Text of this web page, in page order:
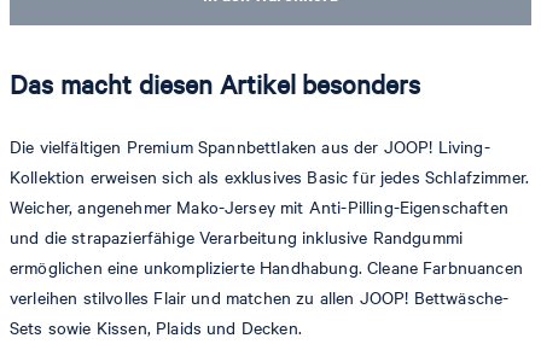
Das macht diesen Artikel besonders
Die vielfältigen Premium Spannbettlaken aus der JOOP! Living-
Kollektion erweisen sich als exklusives Basic für jedes Schlafzimmer.
Weicher, angenehmer Mako-Jersey mit Anti-Pilling-Eigenschaften
und die strapazierfähige Verarbeitung inklusive Randgummi
ermöglichen eine unkomplizierte Handhabung. Cleane Farbnuancen
verleihen stilvolles Flair und matchen zu allen JOOP! Bettwäsche-
Sets sowie Kissen, Plaids und Decken.